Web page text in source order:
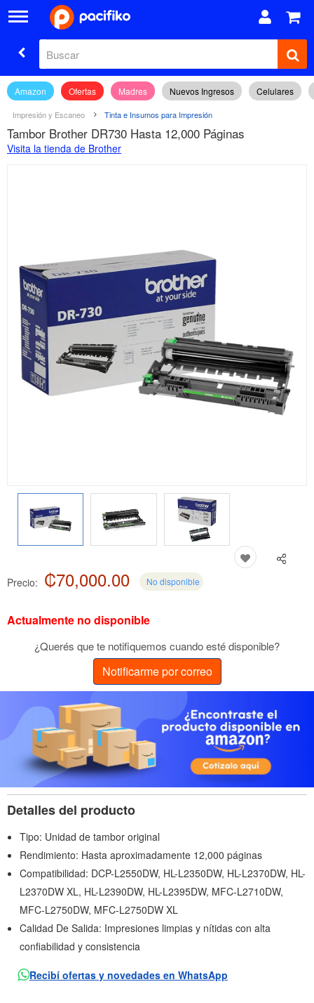
Amazon Ofertas Madres Nuevos Ingresos Celulares
Impresión y Escaneo Tinta e Insumos para Impresión
Tambor Brother DR730 Hasta 12,000 Páginas
Visita la tienda de Brother
Precio: ₡70,000.00 No disponible
Actualmente no disponible
¿Querés que te notifiquemos cuando esté disponible?
Notificarme por correo
Detalles del producto
Tipo: Unidad de tambor original
Rendimiento: Hasta aproximadamente 12,000 páginas
Compatibilidad: DCP-L2550DW, HL-L2350DW, HL-L2370DW, HL-
L2370DW XL, HL-L2390DW, HL-L2395DW, MFC-L2710DW,
MFC-L2750DW, MFC-L2750DW XL
Calidad De Salida: Impresiones limpias y nítidas con alta
confiabilidad y consistencia
Recibí ofertas y novedades en WhatsApp